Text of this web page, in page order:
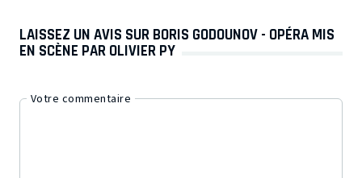
LAISSEZ UN AVIS SUR BORIS GODOUNOV - OPÉRA MIS
EN SCÈNE PAR OLIVIER PY
Votre commentaire